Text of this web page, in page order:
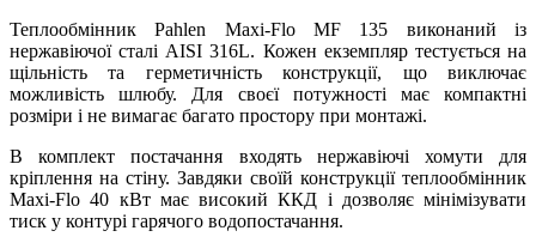
Теплообмінник Pahlen Maxi-Flo MF 135 виконаний із
нержавіючої сталі AISI 316L. Кожен екземпляр тестується на
щільність та герметичність конструкції, що виключає
можливість шлюбу. Для своєї потужності має компактні
розміри і не вимагає багато простору при монтажі.
В комплект постачання входять нержавіючі хомути для
кріплення на стіну. Завдяки своїй конструкції теплообмінник
Maxi-Flo 40 кВт має високий ККД і дозволяє мінімізувати
тиск у контурі гарячого водопостачання.